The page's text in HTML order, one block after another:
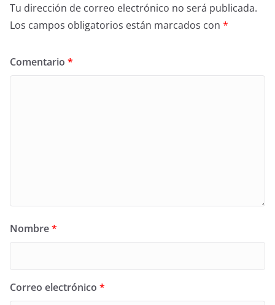
Tu dirección de correo electrónico no será publicada.
Los campos obligatorios están marcados con *
Comentario *
Nombre*
Correo electrónico *